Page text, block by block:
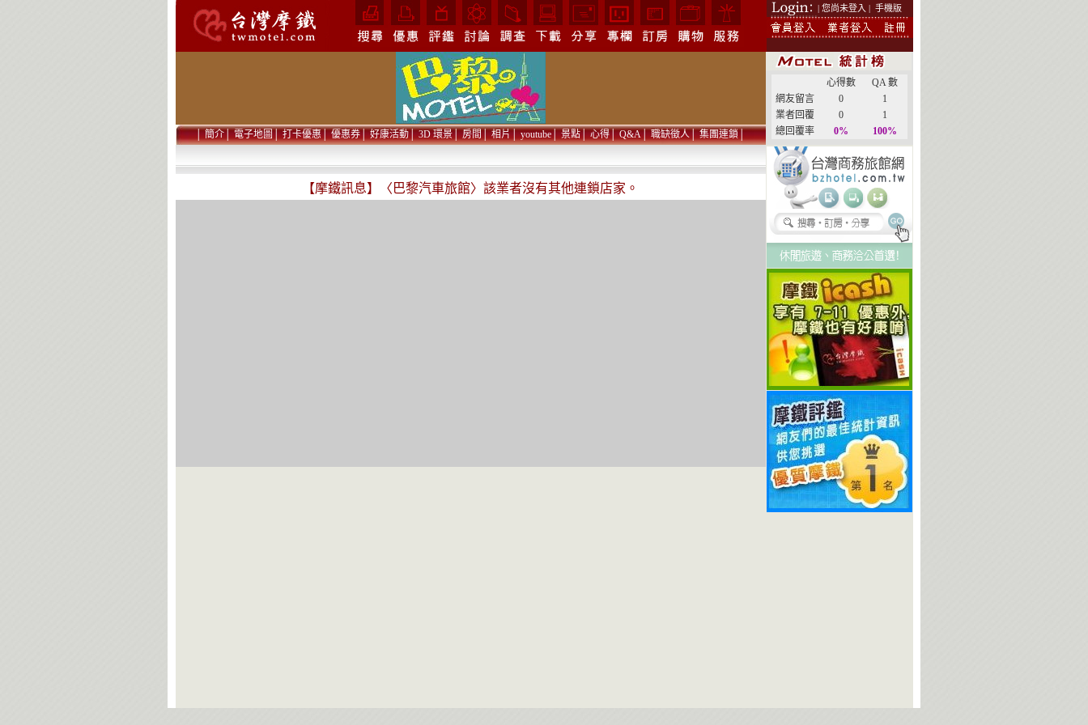
| 您尚未登入 | 手機版
心得數
QA 數
網友留言
0
1
業者回覆
0
1
總回覆率
0% 100%
│簡介│電子地圖│打卡優惠│優惠券│好康活動│3D 環景│房間│相片│youtube│景點│心得│Q&A│職缺徵人│集團連鎖│
【摩鐵訊息】〈巴黎汽車旅館〉該業者沒有其他連鎖店家。